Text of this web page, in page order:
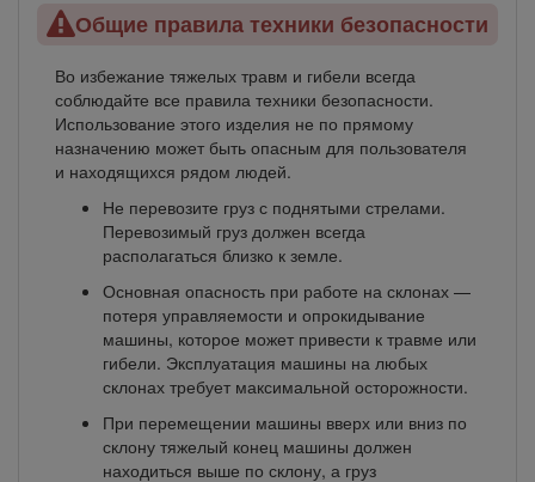
Общие правила техники безопасности
Во избежание тяжелых травм и гибели всегда
соблюдайте все правила техники безопасности.
Использование этого изделия не по прямому
назначению может быть опасным для пользователя
и находящихся рядом людей.
Не перевозите груз с поднятыми стрелами.
Перевозимый груз должен всегда
располагаться близко к земле.
Основная опасность при работе на склонах —
потеря управляемости и опрокидывание
машины, которое может привести к травме или
гибели. Эксплуатация машины на любых
склонах требует максимальной осторожности.
При перемещении машины вверх или вниз по
склону тяжелый конец машины должен
находиться выше по склону, а груз